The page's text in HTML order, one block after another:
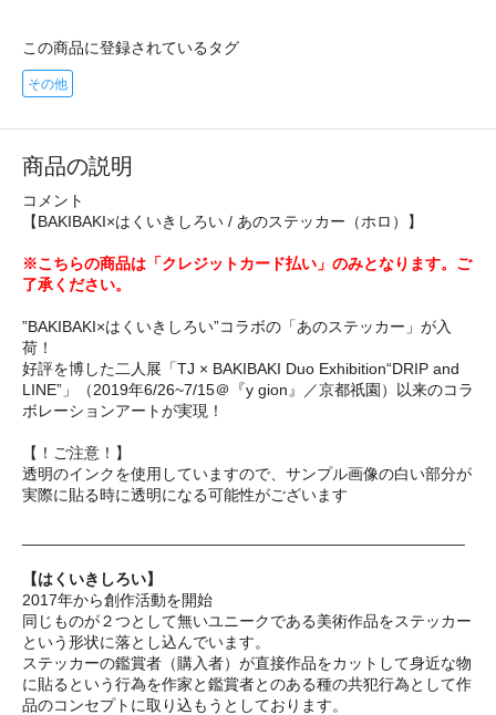
この商品に登録されているタグ
その他
商品の説明
コメント
【BAKIBAKI×はくいきしろい / あのステッカー（ホロ）】
※こちらの商品は「クレジットカード払い」のみとなります。ご
了承ください。
”BAKIBAKI×はくいきしろい”コラボの「あのステッカー」が入
荷！
好評を博した二人展「TJ × BAKIBAKI Duo Exhibition“DRIP and
LINE”」（2019年6/26~7/15＠『y gion』／京都祇園）以来のコラ
ボレーションアートが実現！
【！ご注意！】
透明のインクを使用していますので、サンプル画像の白い部分が
実際に貼る時に透明になる可能性がございます
【はくいきしろい】
2017年から創作活動を開始
同じものが２つとして無いユニークである美術作品をステッカー
という形状に落とし込んでいます。
ステッカーの鑑賞者（購入者）が直接作品をカットして身近な物
に貼るという行為を作家と鑑賞者とのある種の共犯行為として作
品のコンセプトに取り込もうとしております。